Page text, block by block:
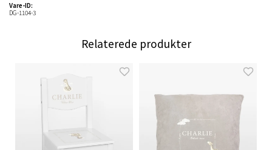
Vare-ID:
DG-1104-3
Relaterede produkter